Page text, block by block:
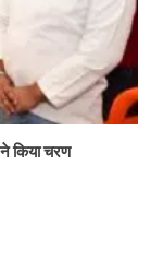
ने किया चरण